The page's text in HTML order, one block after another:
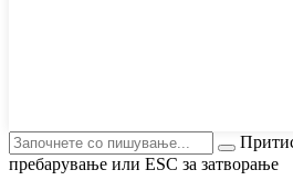
пребарување или ESC за затворање